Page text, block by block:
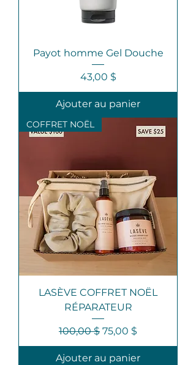
Payot homme Gel Douche
Prix
43,00 $
Ajouter au panier
COFFRET NOËL
LASÈVE COFFRET NOËL
RÉPARATEUR
Prix original
100,00 $ Prix promotionnel
75,00 $
Ajouter au panier